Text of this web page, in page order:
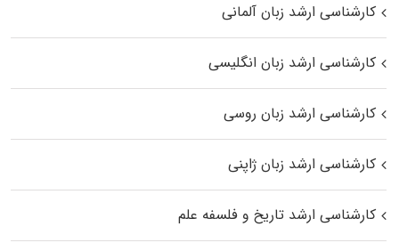
کارشناسی ارشد زبان آلمانی
کارشناسی ارشد زبان انگلیسی
کارشناسی ارشد زبان روسی
کارشناسی ارشد زبان ژاپنی
کارشناسی ارشد تاریخ و فلسفه علم